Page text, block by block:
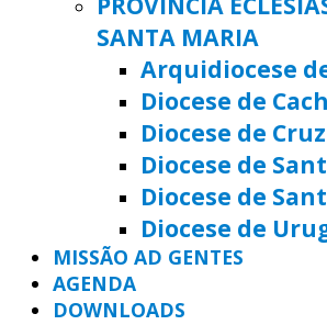
SANTA MARIA
Arquidiocese
Diocese de
Diocese de
Diocese de
Diocese de
Diocese de
MISSÃO AD GENTES
AGENDA
DOWNLOADS